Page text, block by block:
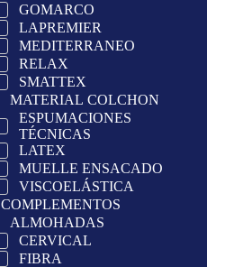
GOMARCO
LAPREMIER
MEDITERRANEO
RELAX
SMATTEX
MATERIAL COLCHON
ESPUMACIONES
TÉCNICAS
LATEX
MUELLE ENSACADO
VISCOELÁSTICA
COMPLEMENTOS
ALMOHADAS
CERVICAL
FIBRA